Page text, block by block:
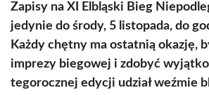
Zapisy na XI Elbląski Bieg
jedynie do środy, 5 listopada, do
Każdy chętny ma ostatnią okazję,
imprezy biegowej i zdobyć
tegorocznej edycji udział weźmie